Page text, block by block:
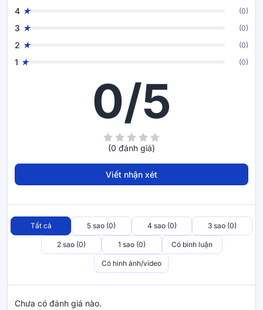
4 (0)
3 (0)
2 (0)
1 (0)
0/5
(0 đánh giá)
Viết nhận xét
Tất cả 5 sao (0) 4 sao (0) 3 sao (0)
2 sao (0) 1 sao (0) Có bình luận
Có hình ảnh/video
Chưa có đánh giá nào.